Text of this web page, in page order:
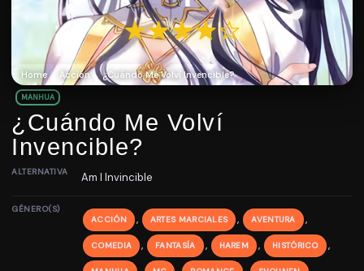
Home Acción ¿Cuándo Me Volví Invencible?
MANHUA
¿Cuándo Me Volví
Invencible?
ALTERNATIVA Am I Invincible
GÉNERO(S)
ACCIÓN
, ARTES MARCIALES , AVENTURA ,
COMEDIA , FANTASÍA , HAREM , HISTÓRICO ,